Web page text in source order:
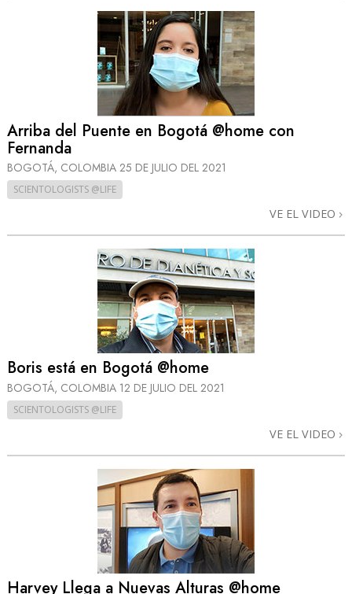
Arriba del Puente en Bogotá @home con
Fernanda
BOGOTÁ, COLOMBIA 25 DE JULIO DEL 2021
SCIENTOLOGISTS @LIFE
VE EL VIDEO
Boris está en Bogotá @home
BOGOTÁ, COLOMBIA 12 DE JULIO DEL 2021
SCIENTOLOGISTS @LIFE
VE EL VIDEO
Harvey Llega a Nuevas Alturas @home